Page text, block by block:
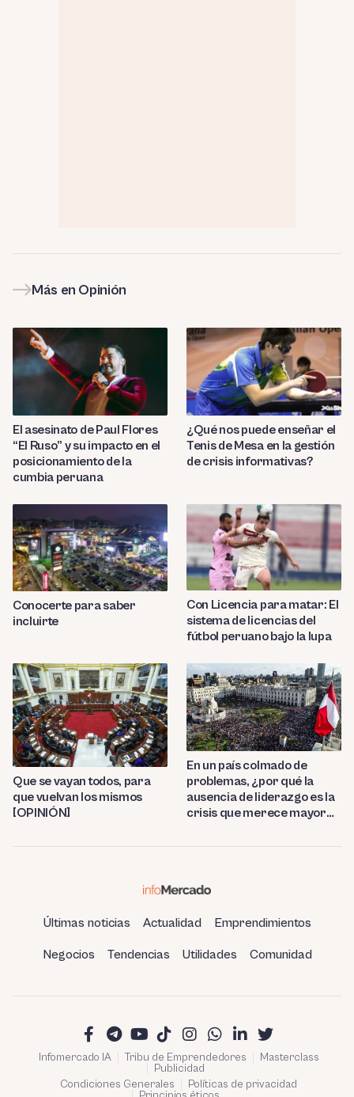
Más en Opinión
El asesinato de Paul Flores
“El Ruso” y su impacto en el
posicionamiento de la
cumbia peruana
¿Qué nos puede enseñar el
Tenis de Mesa en la gestión
de crisis informativas?
Conocerte para saber
incluirte
Con Licencia para matar: El
sistema de licencias del
fútbol peruano bajo la lupa
Que se vayan todos, para
que vuelvan los mismos
[OPINIÓN]
En un país colmado de
problemas, ¿por qué la
ausencia de liderazgo es la
crisis que merece mayor
Últimas noticias Actualidad Emprendimientos
Negocios Tendencias Utilidades Comunidad
Infomercado IA Tribu de Emprendedores
Masterclass
Publicidad
Condiciones Generales
Políticas de privacidad